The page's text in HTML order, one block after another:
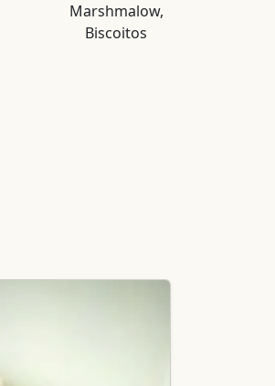
Marshmalow,
Biscoitos